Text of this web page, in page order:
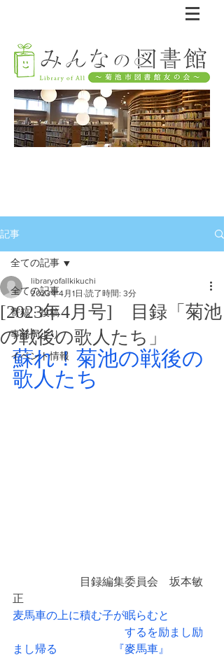
記事
全ての記事
寄稿・投稿
事務局より
イベント情報
全ての記事
[2023年4月号] 目録「菊池
の戦後の歌人たち」
libraryofallkikuchi
2023年4月1日 読了時間: 3分
蘇れ！菊池の戦後の
歌人たち
目録編集委員会　坂本敏
正
麦馬車の上に積む子が眠らむと
するを励まし励
まし帰る　　　　　『麥馬車』